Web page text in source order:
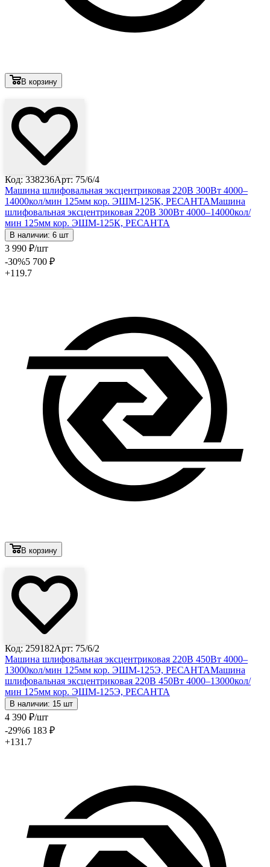
В корзину
Код: 338236Арт: 75/6/4
Машина шлифовальная эксцентриковая 220В 300Вт 4000–
14000кол/мин 125мм кор. ЭШМ-125К, РЕСАНТАМашина
шлифовальная эксцентриковая 220В 300Вт 4000–14000кол/
мин 125мм кор. ЭШМ-125К, РЕСАНТА
В наличии: 6 шт
3 990 ₽/шт
-30%5 700 ₽
+119.7
В корзину
Код: 259182Арт: 75/6/2
Машина шлифовальная эксцентриковая 220В 450Вт 4000–
13000кол/мин 125мм кор. ЭШМ-125Э, РЕСАНТАМашина
шлифовальная эксцентриковая 220В 450Вт 4000–13000кол/
мин 125мм кор. ЭШМ-125Э, РЕСАНТА
В наличии: 15 шт
4 390 ₽/шт
-29%6 183 ₽
+131.7